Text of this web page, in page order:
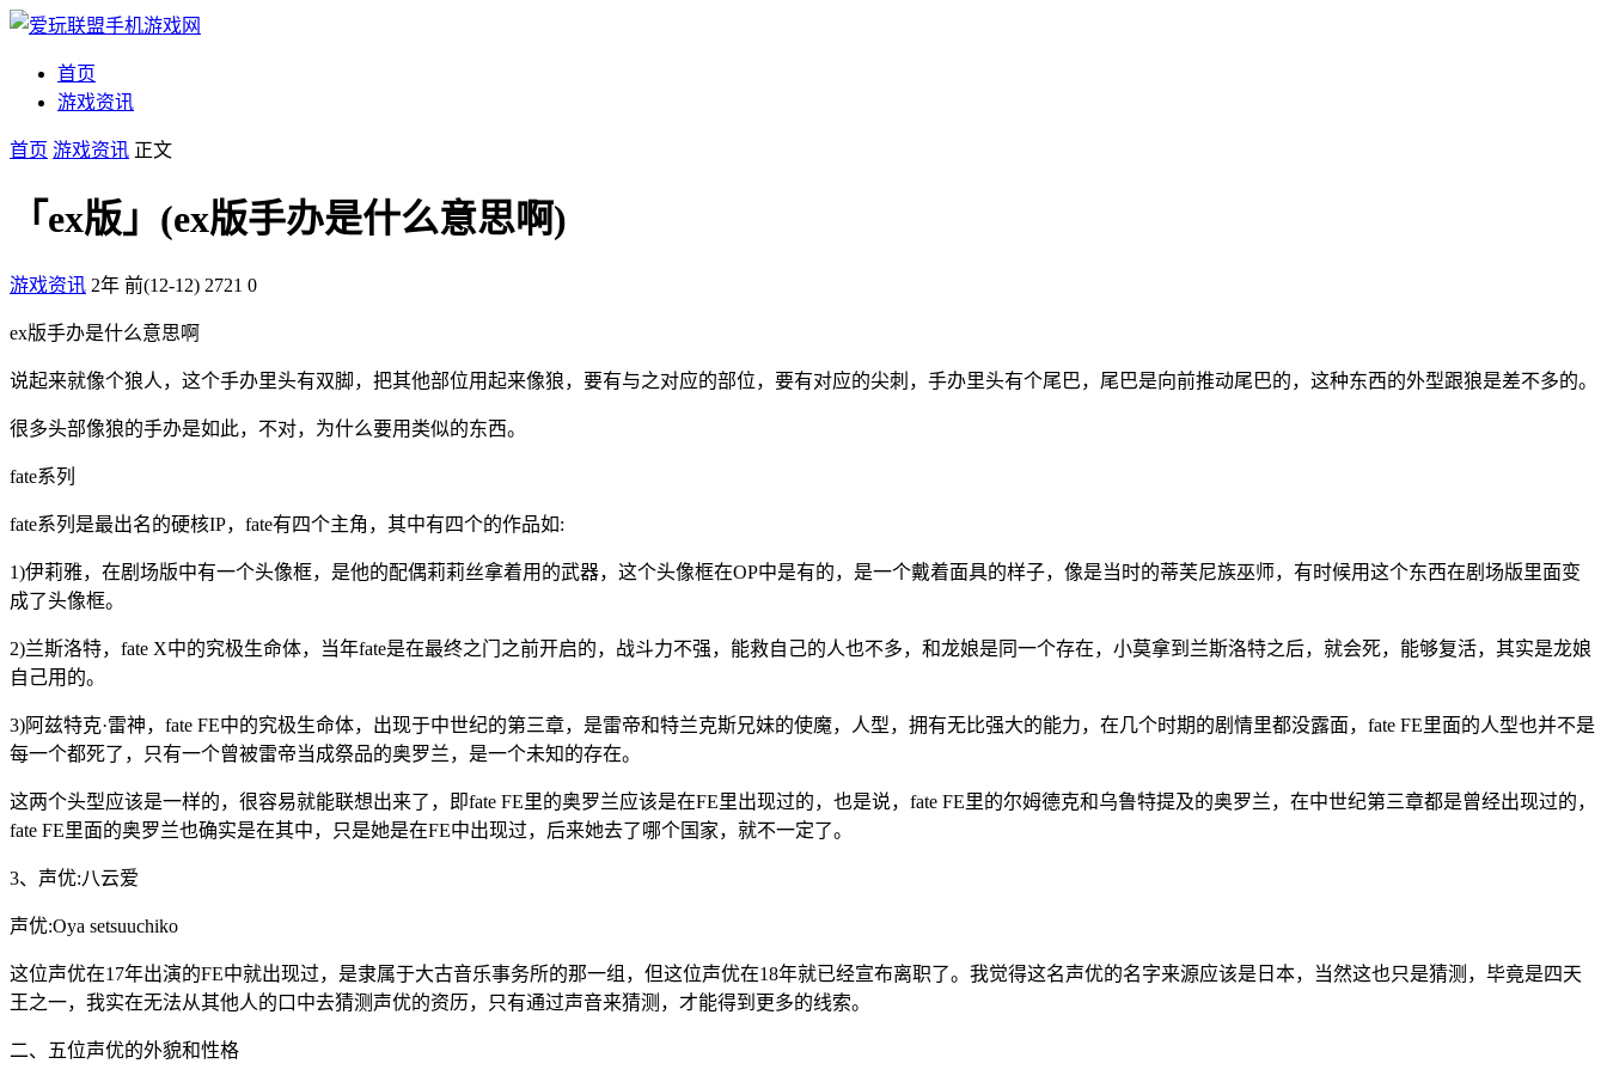
首页
游戏资讯
首页 游戏资讯 正文
「ex版」(ex版手办是什么意思啊)
游戏资讯 2年 前(12-12) 2721 0
ex版手办是什么意思啊
说起来就像个狼人，这个手办里头有双脚，把其他部位用起来像狼，要有与之对应的部位，要有对应的尖刺，手办里头有个尾巴，尾巴是向前推动尾巴的，这种东西的外型跟狼是差不多的。
很多头部像狼的手办是如此，不对，为什么要用类似的东西。
fate系列
fate系列是最出名的硬核IP，fate有四个主角，其中有四个的作品如:
1)伊莉雅，在剧场版中有一个头像框，是他的配偶莉莉丝拿着用的武器，这个头像框在OP中是有的，是一个戴着面具的样子，像是当时的蒂芙尼族巫师，有时候用这个东西在剧场版里面变
成了头像框。
2)兰斯洛特，fate X中的究极生命体，当年fate是在最终之门之前开启的，战斗力不强，能救自己的人也不多，和龙娘是同一个存在，小莫拿到兰斯洛特之后，就会死，能够复活，其实是龙娘
自己用的。
3)阿兹特克·雷神，fate FE中的究极生命体，出现于中世纪的第三章，是雷帝和特兰克斯兄妹的使魔，人型，拥有无比强大的能力，在几个时期的剧情里都没露面，fate FE里面的人型也并不是
每一个都死了，只有一个曾被雷帝当成祭品的奥罗兰，是一个未知的存在。
这两个头型应该是一样的，很容易就能联想出来了，即fate FE里的奥罗兰应该是在FE里出现过的，也是说，fate FE里的尔姆德克和乌鲁特提及的奥罗兰，在中世纪第三章都是曾经出现过的，
fate FE里面的奥罗兰也确实是在其中，只是她是在FE中出现过，后来她去了哪个国家，就不一定了。
3、声优:八云爱
声优:Oya setsuuchiko
这位声优在17年出演的FE中就出现过，是隶属于大古音乐事务所的那一组，但这位声优在18年就已经宣布离职了。我觉得这名声优的名字来源应该是日本，当然这也只是猜测，毕竟是四天
王之一，我实在无法从其他人的口中去猜测声优的资历，只有通过声音来猜测，才能得到更多的线索。
二、五位声优的外貌和性格